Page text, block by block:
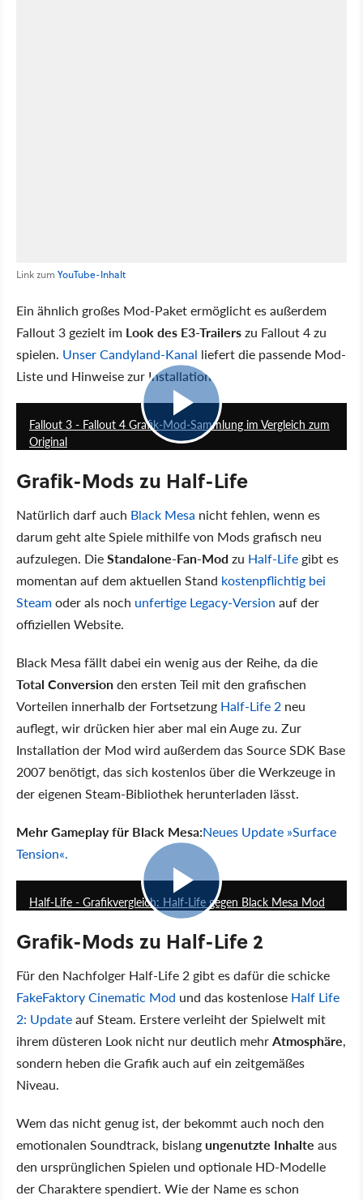
Link zum YouTube-Inhalt
Ein ähnlich großes Mod-Paket ermöglicht es außerdem
Fallout 3 gezielt im Look des E3-Trailerszu Fallout 4 zu
spielen. Unser Candyland-Kanal liefert die passende Mod-
Liste und Hinweise zur Installation.
Fallout 3 - Fallout 4 Grafik-Mod-Sammlung im Vergleich zum
Original
Grafik-Mods zu Half-Life
Natürlich darf auch Black Mesa nicht fehlen, wenn es
darum geht alte Spiele mithilfe von Mods grafisch neu
aufzulegen. DieStandalone-Fan-Modzu Half-Life gibt es
momentan auf dem aktuellen Stand kostenpflichtig bei
Steamoder als noch unfertige Legacy-Version auf der
offiziellen Website.
Black Mesa fällt dabei ein wenig aus der Reihe, da die
Total Conversionden ersten Teil mit den grafischen
Vorteilen innerhalb der Fortsetzung Half-Life 2 neu
auflegt, wir drücken hier aber mal ein Auge zu. Zur
Installation der Mod wird außerdem das Source SDK Base
2007 benötigt, das sich kostenlos über die Werkzeuge in
der eigenen Steam-Bibliothek herunterladen lässt.
Mehr Gameplay für Black Mesa:Neues Update »Surface
Tension«.
Half-Life - Grafikvergleich: Half-Life gegen Black Mesa Mod
Grafik-Mods zu Half-Life 2
Für den Nachfolger Half-Life 2 gibt es dafür die schicke
FakeFaktory Cinematic Mod und das kostenlose Half Life
2: Updateauf Steam. Erstere verleiht der Spielwelt mit
ihrem düsteren Look nicht nur deutlich mehrAtmosphäre,
sondern heben die Grafik auch auf ein zeitgemäßes
Niveau.
Wem das nicht genug ist, der bekommt auch noch den
emotionalen Soundtrack, bislangungenutzte Inhalte aus
den ursprünglichen Spielen und optionale HD-Modelle
der Charaktere spendiert. Wie der Name es schon